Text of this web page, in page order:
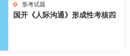
形考试题
国开《人际沟通》形成性考核四